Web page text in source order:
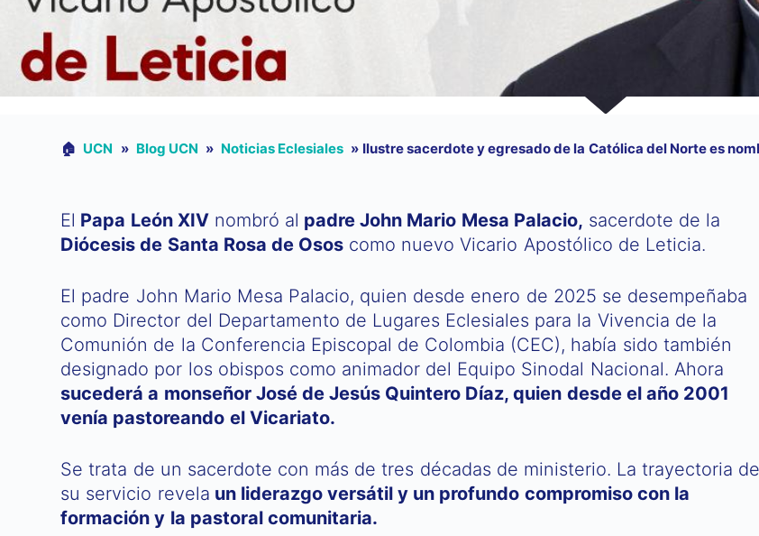
🏠︎ UCN » Blog UCN » Noticias Eclesiales » Ilustre sacerdote y egresado de la Católica del Norte es
El Papa León XIVnombró al padre John Mario Mesa Palacio, sacerdote de la
Diócesis de Santa Rosa de Ososcomo nuevo Vicario Apostólico de Leticia.
El padre John Mario Mesa Palacio, quien desde enero de 2025 se desempeñaba
como Director del Departamento de Lugares Eclesiales para la Vivencia de la
Comunión de la Conferencia Episcopal de Colombia (CEC), había sido también
designado por los obispos como animador del Equipo Sinodal Nacional. Ahora
sucederá a monseñor José de Jesús Quintero Díaz, quien desde el año 2001
venía pastoreando el Vicariato.
Se trata de un sacerdote con más de tres décadas de ministerio. La trayectoria de
su servicio revela un liderazgo versátil y un profundo compromiso con la
formación y la pastoral comunitaria.